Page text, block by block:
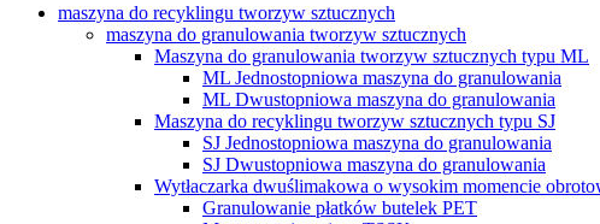
maszyna do recyklingu tworzyw sztucznych
maszyna do granulowania tworzyw sztucznych
Maszyna do granulowania tworzyw sztucznych typu ML
ML Jednostopniowa maszyna do granulowania
ML Dwustopniowa maszyna do granulowania
Maszyna do recyklingu tworzyw sztucznych typu SJ
SJ Jednostopniowa maszyna do granulowania
SJ Dwustopniowa maszyna do granulowania
Wytłaczarka dwuślimakowa o wysokim momencie
Granulowanie płatków butelek PET